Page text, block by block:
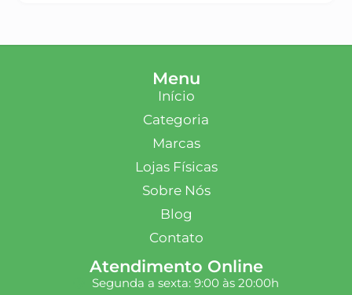
Menu
Início
Categoria
Marcas
Lojas Físicas
Sobre Nós
Blog
Contato
Atendimento Online
Segunda a sexta: 9:00 às 20:00h